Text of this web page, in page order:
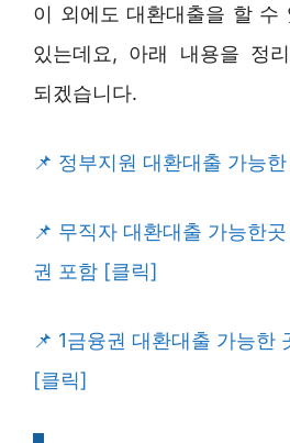
이 외에도 대환대출을 할 수
있는데요, 아래 내용을 정
되겠습니다.
정부지원 대환대출 가능
무직자 대환대출 가능한
권 포함 [클릭]
1금융권 대환대출 가능한
[클릭]